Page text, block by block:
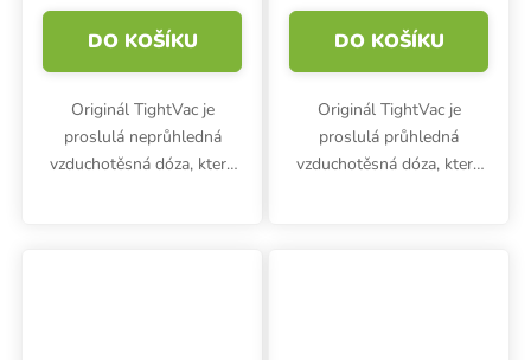
DO KOŠÍKU
Originál TightVac je
proslulá neprůhledná
vzduchotěsná dóza, která
DO KOŠÍKU
Originál TightVac je
proslulá průhledná
vzduchotěsná dóza, která